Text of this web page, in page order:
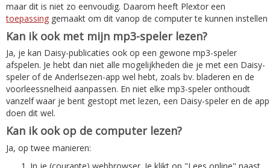
maar dit is niet zo eenvoudig. Daarom heeft Plextor een
toepassing gemaakt om dit vanop de computer te kunnen instellen
Kan ik ook met mijn mp3-speler lezen?
Ja, je kan Daisy-publicaties ook op een gewone mp3-speler
afspelen. Je hebt dan niet alle mogelijkheden die je met een Daisy-
speler of de Anderlsezen-app wel hebt, zoals bv. bladeren en de
voorleessnelheid aanpassen. En niet elke mp3-speler onthoudt
vanzelf waar je bent gestopt met lezen, een Daisy-speler en de app
doen dit wel.
Kan ik ook op de computer lezen?
Ja, op twee manieren: